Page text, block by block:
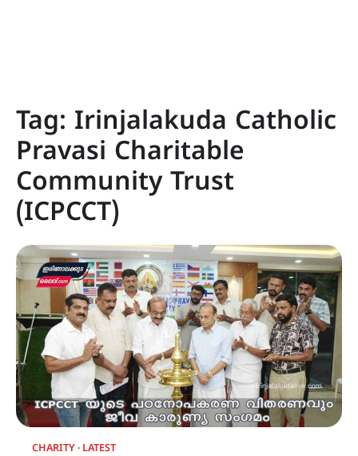
Tag: Irinjalakuda Catholic
Pravasi Charitable
Community Trust
(ICPCCT)
CHARITY LATEST